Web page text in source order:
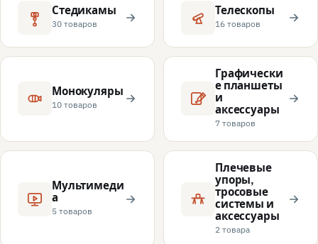
Стедикамы
30 товаров
Телескопы
16 товаров
Монокуляры
10 товаров
Графически
е планшеты
и
аксессуары
7 товаров
Мультимеди
а
5 товаров
Плечевые
упоры,
тросовые
системы и
аксессуары
2 товара